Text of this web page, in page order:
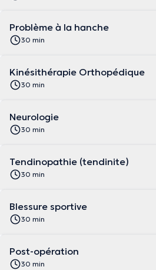
Problème à la hanche
30 min
Kinésithérapie Orthopédique
30 min
Neurologie
30 min
Tendinopathie (tendinite)
30 min
Blessure sportive
30 min
Post-opération
30 min